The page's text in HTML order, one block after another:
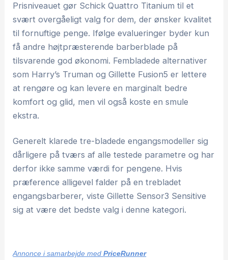
Prisniveauet gør Schick Quattro Titanium til et
svært overgåeligt valg for dem, der ønsker kvalitet
til fornuftige penge. Ifølge evalueringer byder kun
få andre højtpræsterende barberblade på
tilsvarende god økonomi. Fembladede alternativer
som Harry’s Truman og Gillette Fusion5 er lettere
at rengøre og kan levere en marginalt bedre
komfort og glid, men vil også koste en smule
ekstra.
Generelt klarede tre-bladede engangsmodeller sig
dårligere på tværs af alle testede parametre og har
derfor ikke samme værdi for pengene. Hvis
præference alligevel falder på en trebladet
engangsbarberer, viste Gillette Sensor3 Sensitive
sig at være det bedste valg i denne kategori.
Annonce i samarbejde medPriceRunner